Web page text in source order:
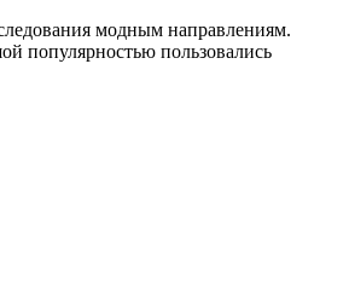
модным направлениям.
популярностью пользовались